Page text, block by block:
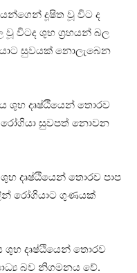
දූෂිත වූ විට ද
වූ විටද ශුභ ග්‍රහයන් බල
සුවයක්‌ නොලැබෙන
ශුභ දෘෂ්ඨියෙන් තොරව
රෝගියා සුවපත් නොවන
දෘෂ්ඨියෙන් තොරව පාප
රෝගියාට ගුණයක්‌
ශුභ දෘෂ්ඨියෙන් තොරව
බව නිගමනය වේ.